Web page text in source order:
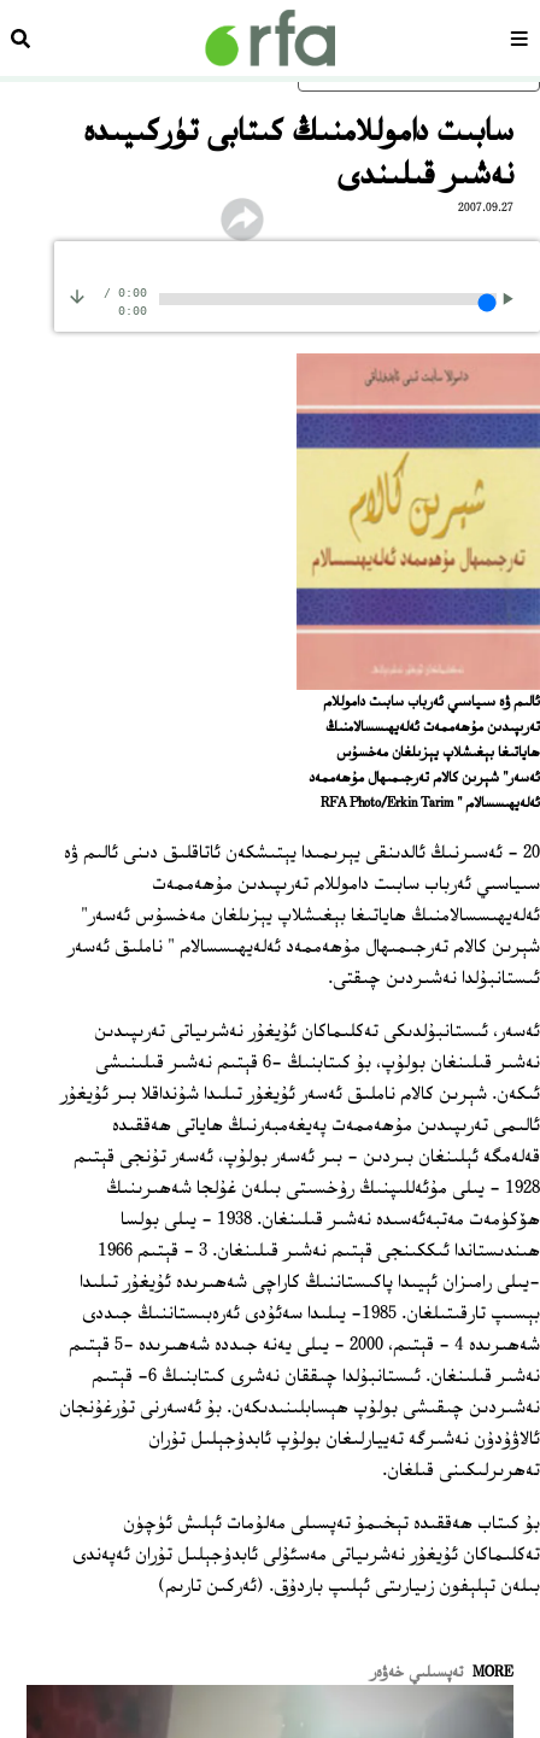
ئاساسلىق مەزمۇنغا ئاتلاڭسەھىپە
سابىت داموللامنىڭ كىتابى تۈركىيىدە
نەشىر قىلىندى
2007.09.27
0:00
/
0:00
ئالىم ۋە سىياسىي ئەرباب سابىت داموللام
تەرىپىدىن مۇھەممەت ئەلەيھىسسالامنىڭ
ھاياتىغا بېغىشلاپ يېزىلغان مەخسۇس
ئەسەر" شېرىن كالام تەرجىمىھال مۇھەممەد
ئەلەيھىسسالام " RFA Photo/Erkin Tarim
20 - ئەسىرنىڭ ئالدىنقى يېرىمىدا يېتىشكەن ئاتاقلىق دىنى ئالىم ۋە
سىياسىي ئەرباب سابىت داموللام تەرىپىدىن مۇھەممەت
ئەلەيھىسسالامنىڭ ھاياتىغا بېغىشلاپ يېزىلغان مەخسۇس ئەسەر"
شېرىن كالام تەرجىمىھال مۇھەممەد ئەلەيھىسسالام " ناملىق ئەسەر
ئىستانبۇلدا نەشىردىن چىقتى.
ئەسەر، ئىستانبۇلدىكى تەكلىماكان ئۇيغۇر نەشرىياتى تەرىپىدىن
نەشىر قىلىنغان بولۇپ، بۇ كىتابنىڭ -6 قېتىم نەشىر قىلىنىشى
ئىكەن. شېرىن كالام ناملىق ئەسەر ئۇيغۇر تىلىدا شۇنداقلا بىر ئۇيغۇر
ئالىمى تەرىپىدىن مۇھەممەت پەيغەمبەرنىڭ ھاياتى ھەققىدە
قەلەمگە ئېلىنغان بىردىن - بىر ئەسەر بولۇپ، ئەسەر تۇنجى قېتىم
1928 - يىلى مۇئەللىپنىڭ رۇخسىتى بىلەن غۇلجا شەھىرىنىڭ
ھۆكۈمەت مەتبەئەسىدە نەشىر قىلىنغان. 1938 - يىلى بولسا
ھىندىستاندا ئىككىنجى قېتىم نەشىر قىلىنغان. 3 - قېتىم 1966
-يىلى رامىزان ئېيىدا پاكىستاننىڭ كاراچى شەھىرىدە ئۇيغۇر تىلىدا
بېسىپ تارقىتىلغان. 1985- يىلىدا سەئۇدى ئەرەبىستاننىڭ جىددى
شەھىرىدە 4 - قېتىم، 2000 - يىلى يەنە جىددە شەھىرىدە -5 قېتىم
نەشىر قىلىنغان. ئىستانبۇلدا چىققان نەشرى كىتابنىڭ 6- قېتىم
نەشىردىن چىقىشى بولۇپ ھېسابلىنىدىكەن. بۇ ئەسەرنى تۇرغۇنجان
ئالاۋۇدۇن نەشىرگە تەييارلىغان بولۇپ ئابدۇجېلىل تۇران
تەھرىرلىكىنى قىلغان.
بۇ كىتاب ھەققىدە تېخىمۇ تەپسىلى مەلۇمات ئېلىش ئۈچۈن
تەكلىماكان ئۇيغۇر نەشرىياتى مەسئۇلى ئابدۇجېلىل تۇران ئەپەندى
بىلەن تېلېفون زىيارىتى ئېلىپ باردۇق. (ئەركىن تارىم)
MORE تەپسىلىي خەۋەر